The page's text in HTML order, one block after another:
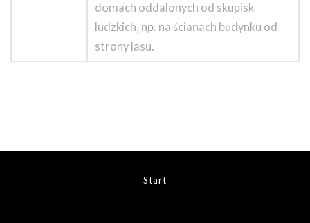
domach oddalonych od skupisk
ludzkich, np. na ścianach budynku od
strony lasu.
Start